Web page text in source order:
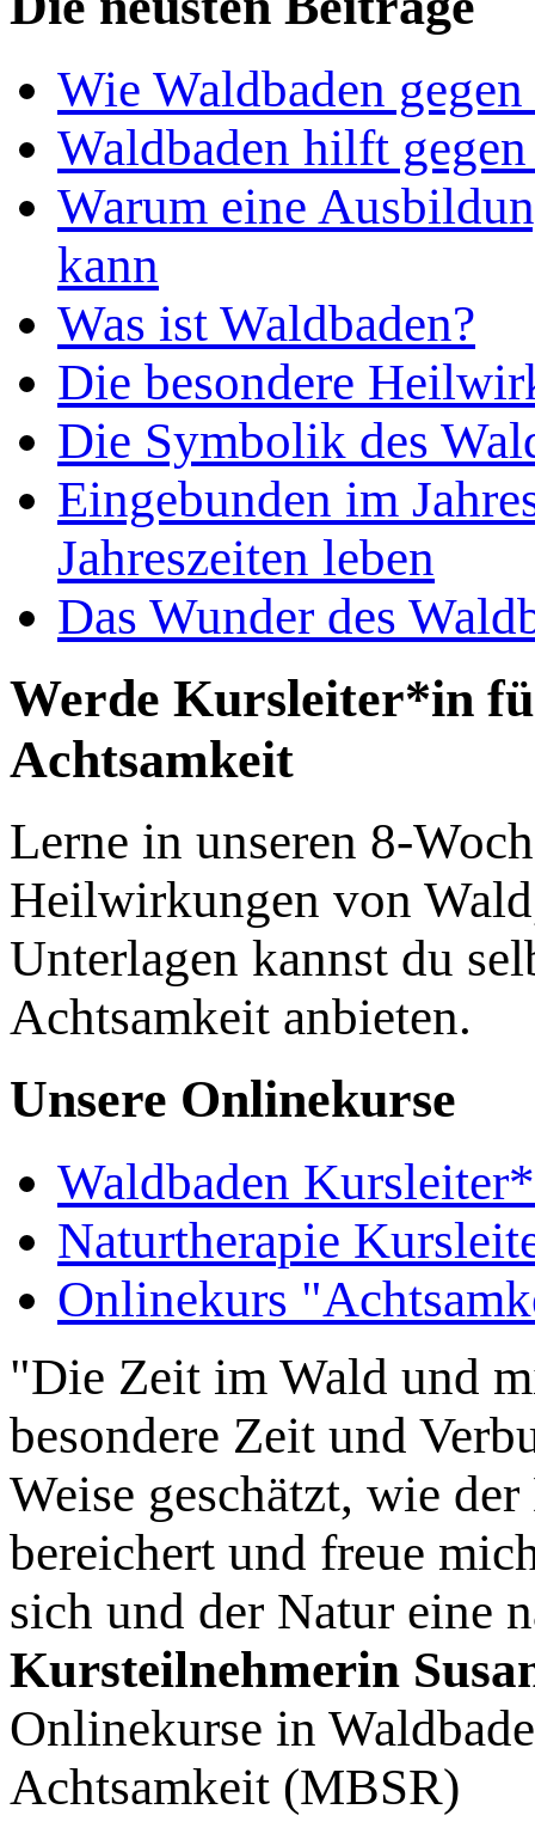
Wie Waldbaden
Waldbaden hilft
Warum eine
kann
Was ist Waldbaden?
Die besondere
Die Symbolik des
Eingebunden im
Jahreszeiten leben
Das Wunder des
Werde Kursleiter*in
Achtsamkeit
Lerne in unseren 8-
Heilwirkungen von
Unterlagen kannst du
Achtsamkeit anbieten.
Unsere Onlinekurse
Waldbaden
Naturtherapie
Onlinekurs
"Die Zeit im Wald und
besondere Zeit und
Weise geschätzt, wie
bereichert und freue
sich und der Natur eine
Kursteilnehmerin
Onlinekurse in
Achtsamkeit (MBSR)